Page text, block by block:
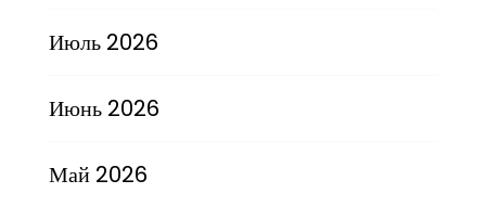
Июль 2026
Июнь 2026
Май 2026